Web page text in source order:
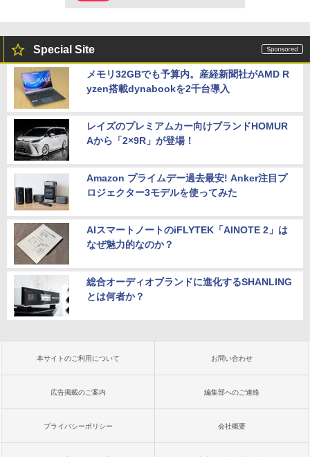
Special Site
メモリ32GBでも予算内。産経新聞社がAMD R
yzen搭載dynabookを2千台導入
レイズのプレミアムカー向けブランドHOMUR
Aから「2×9R」が登場！
Amazon プライムデー過去最安! Anker注目プ
ロジェクター3モデルを使ってみた
AIスマートノートのiFLYTEK「AINOTE 2」は
なぜ魅力的なのか？
総合オーディオブランドに進化するSHANLING
とは何者か？
本サイトのご利用について お問い合わせ
広告掲載のご案内 編集部へのご連絡
プライバシーポリシー 会社概要